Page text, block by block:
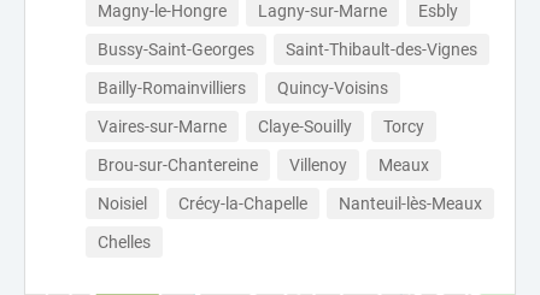
Magny-le-Hongre
Lagny-sur-Marne
Esbly
Bussy-Saint-Georges
Saint-Thibault-des-Vignes
Bailly-Romainvilliers
Quincy-Voisins
Vaires-sur-Marne
Claye-Souilly
Torcy
Brou-sur-Chantereine
Villenoy
Meaux
Noisiel
Crécy-la-Chapelle
Nanteuil-lès-Meaux
Chelles